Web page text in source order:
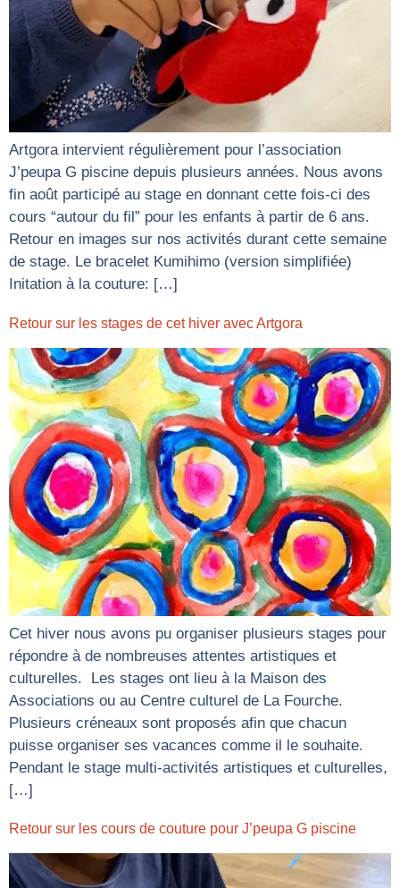
Artgora intervient régulièrement pour l’association
J’peupa G piscine depuis plusieurs années. Nous avons
fin août participé au stage en donnant cette fois-ci des
cours “autour du fil” pour les enfants à partir de 6 ans.
Retour en images sur nos activités durant cette semaine
de stage. Le bracelet Kumihimo (version simplifiée)
Initation à la couture: […]
Retour sur les stages de cet hiver avec Artgora
Cet hiver nous avons pu organiser plusieurs stages pour
répondre à de nombreuses attentes artistiques et
culturelles. Les stages ont lieu à la Maison des
Associations ou au Centre culturel de La Fourche.
Plusieurs créneaux sont proposés afin que chacun
puisse organiser ses vacances comme il le souhaite.
Pendant le stage multi-activités artistiques et culturelles,
[…]
Retour sur les cours de couture pour J’peupa G piscine